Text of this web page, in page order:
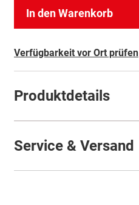
In den Warenkorb
Verfügbarkeit vor Ort prüfen
Produktdetails
Service & Versand